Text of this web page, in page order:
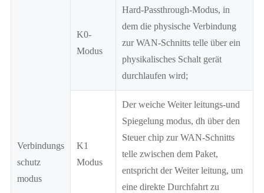
Verbindungs
schutz
modus
K0-
Modus
Hard-Passthrough-Modus, in
dem die physische Verbindung
zur WAN-Schnitts telle über ein
physikalisches Schalt gerät
durchlaufen wird;
K1
Modus
Der weiche Weiter leitungs-und
Spiegelung modus, dh über den
Steuer chip zur WAN-Schnitts
telle zwischen dem Paket,
entspricht der Weiter leitung, um
eine direkte Durchfahrt zu